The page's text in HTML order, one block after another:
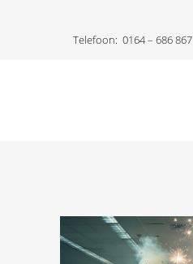
Telefoon: 0164 – 686 867